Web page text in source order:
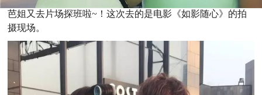
芭姐又去片场探班啦~！这次去的是电影《如影随心》的拍
摄现场。